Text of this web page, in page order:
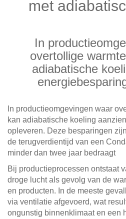
met
In
overtollige
adiabatische
In productieomgevingen waar
kan adiabatische koeling
opleveren. Deze besparingen
de terugverdientijd van een
minder dan twee jaar bedraagt
Bij productieprocessen ontstaat
droge lucht als gevolg van de
en producten. In de meeste
via ventilatie afgevoerd, wat
ongunstig binnenklimaat en een